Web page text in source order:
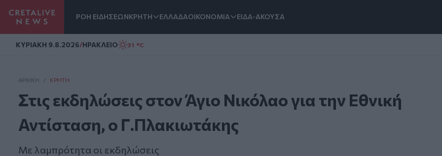
ΡΟΗ ΕΙΔΗΣΕΩΝΚΡΗΤΗ ΕΛΛΑΔΑΟΙΚΟΝΟΜΙΑ ΕΙΔΑ-ΑΚΟΥΣΑ
ΚΥΡΙΑΚΗ 9.8.2026/ΗΡΑΚΛΕΙΟ 31 °C
ΑΡΧΙΚΗ / ΚΡΉΤΗ
Στις εκδηλώσεις στον Άγιο Νικόλαο για την Εθνική
Αντίσταση, ο Γ.Πλακιωτάκης
Με λαμπρότητα οι εκδηλώσεις